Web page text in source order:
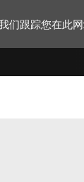
们跟踪您在此